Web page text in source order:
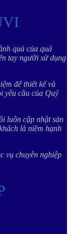
quả của quá
tay người sử dụng
để thiết kế và
yêu cầu của Quý
luôn cập nhật sản
là niềm hạnh
vụ chuyên nghiệp